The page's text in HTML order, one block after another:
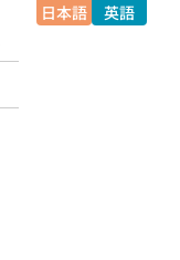
日本語 英語